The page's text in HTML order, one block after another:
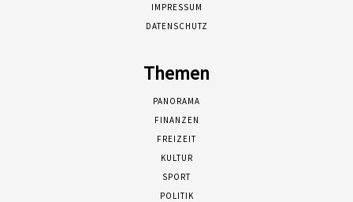
IMPRESSUM
DATENSCHUTZ
Themen
PANORAMA
FINANZEN
FREIZEIT
KULTUR
SPORT
POLITIK